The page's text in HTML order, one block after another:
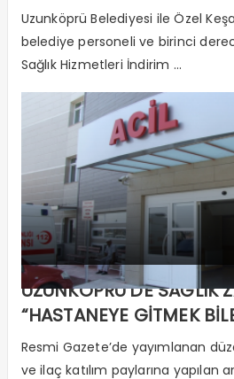
Uzunköprü Belediyesi ile Özel
belediye personeli ve birinci
Sağlık Hizmetleri İndirim ...
UZUNKÖPRÜ’DE SAĞLIK
“HASTANEYE GİTMEK
Resmi Gazete’de yayımlanan
ve ilaç katılım paylarına yapılan